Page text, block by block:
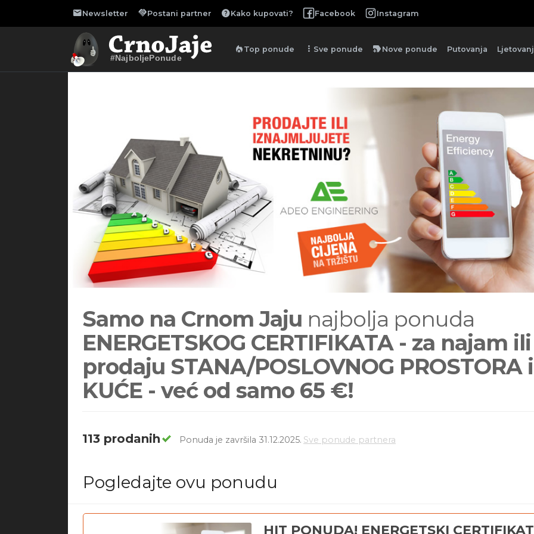
mailNewsletter handshakePostani partner helpKako kupovati? Facebook Instagram
#NajboljePonude
local_fire_department Top ponude more_vert Sve ponude new_label Nove ponude Putovanja
Samo na Crnom Jaju najbolja ponuda
ENERGETSKOG CERTIFIKATA - za najam ili
prodaju STANA/POSLOVNOG PROSTORA
KUĆE - već od samo 65 €!
113 prodanih Ponuda je završila 31.12.2025. Sve ponude partnera
Pogledajte ovu ponudu
HIT PONUDA! ENERGETSKI CERTIFIKAT